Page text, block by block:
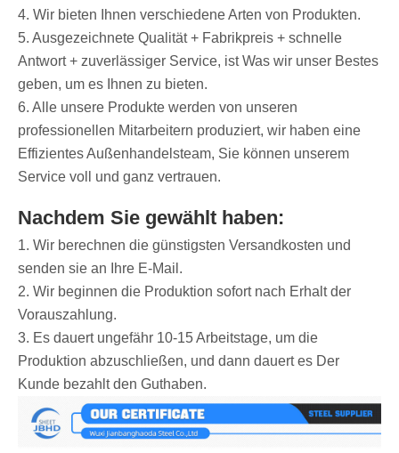
4. Wir bieten Ihnen verschiedene Arten von Produkten.
5. Ausgezeichnete Qualität + Fabrikpreis + schnelle
Antwort + zuverlässiger Service, ist Was wir unser Bestes
geben, um es Ihnen zu bieten.
6. Alle unsere Produkte werden von unseren
professionellen Mitarbeitern produziert, wir haben eine
Effizientes Außenhandelsteam, Sie können unserem
Service voll und ganz vertrauen.
Nachdem Sie gewählt haben:
1. Wir berechnen die günstigsten Versandkosten und
senden sie an Ihre E-Mail.
2. Wir beginnen die Produktion sofort nach Erhalt der
Vorauszahlung.
3. Es dauert ungefähr 10-15 Arbeitstage, um die
Produktion abzuschließen, und dann dauert es Der
Kunde bezahlt den Guthaben.